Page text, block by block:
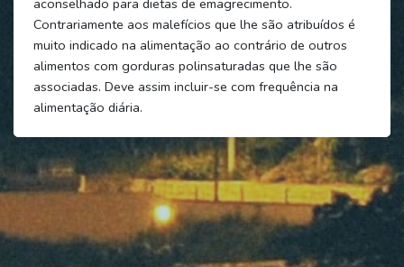
Contrariamente aos malefícios que lhe são atribuídos é
muito indicado na alimentação ao contrário de outros
alimentos com gorduras polinsaturadas que lhe são
associadas. Deve assim incluir-se com frequência na
alimentação diária.